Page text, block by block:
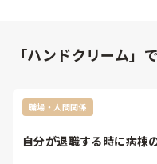
「ハンドクリーム」
職場・人間関係
自分が退職する時に病棟